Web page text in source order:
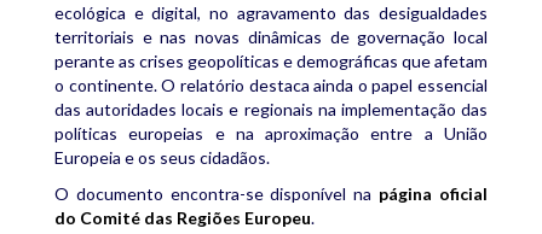
ecológica e digital, no agravamento das desigualdades
territoriais e nas novas dinâmicas de governação local
perante as crises geopolíticas e demográficas que afetam
o continente. O relatório destaca ainda o papel essencial
das autoridades locais e regionais na implementação das
políticas europeias e na aproximação entre a União
Europeia e os seus cidadãos.
O documento encontra-se disponível na página oficial
do Comité das Regiões Europeu.